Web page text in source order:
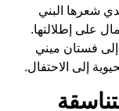
شعرها البني
على إطلالتها.
إلى فستان ميني
إلى الاحتفال.